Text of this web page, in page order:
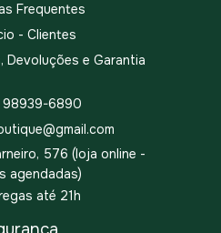
Frequentes
- Clientes
Devoluções e Garantia
98939-6890
576 (loja online -
agendadas)
até 21h